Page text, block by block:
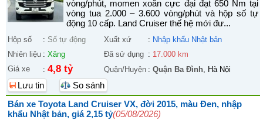
vòng/phút, momen xoắn cực đại đạt 650 Nm tại
vòng tua 2.000 – 3.600 vòng/phút và hộp số tự
động 10 cấp. Land Cruiser thế hệ mới đư...
Hộp số : Số tự động Xuất xứ : Nhập khẩu Nhật bản
Nhiên liệu : Xăng Đã sử dụng : 17.000 km
Giá xe
: 4,8 tỷ Quận/Huyện : Quận Ba Đình, Hà Nội
Lưu tin
So sánh
Bán xe Toyota Land Cruiser VX, đời 2015, màu Đen, nhập
khẩu Nhật bản, giá 2,15 tỷ(05/08/2026)